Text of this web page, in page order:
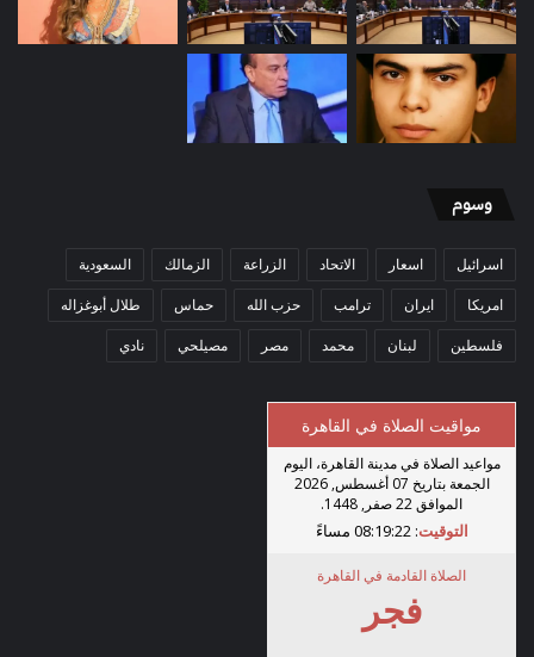
وسوم
اسرائيل اسعار الاتحاد الزراعة الزمالك السعودية
امريكا ايران ترامب حزب الله حماس طلال أبوغزاله
فلسطين لبنان محمد مصر مصيلحي نادي